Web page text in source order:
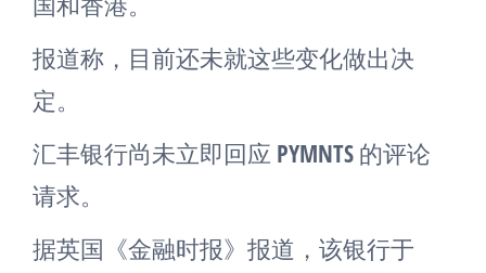
报道称，目前还未就这些变化做出决
定。
汇丰银行尚未立即回应 PYMNTS 的评论
请求。
据英国《金融时报》报道，该银行于